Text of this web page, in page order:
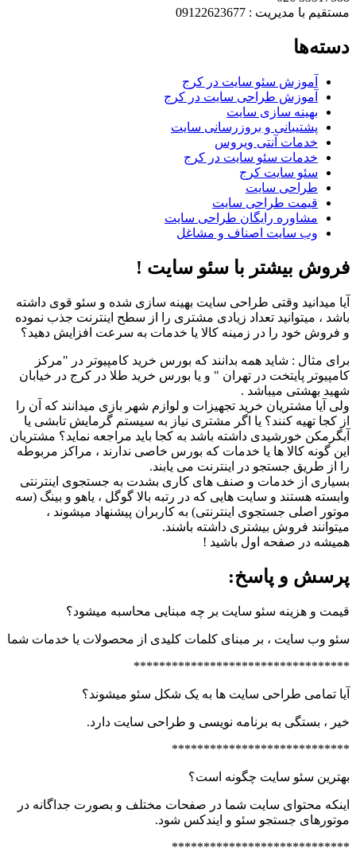
مستقیم با مدیریت : 09122623677
دسته‌ها
آموزش سئو سایت در کرج
آموزش طراحی سایت در کرج
بهینه سازی سایت
پشتیبانی و بروزرسانی سایت
خدمات آنتی ویروس
خدمات سئو سایت در کرج
سئو سایت کرج
طراحی سایت
قیمت طراحی سایت
مشاوره رایگان طراحی سایت
وب سایت اصناف و مشاغل
فروش بیشتر با سئو سایت !
آیا میدانید وقتی طراحی سایت بهینه سازی شده و سئو قوی داشته
باشد ، میتوانید تعداد زیادی مشتری را از سطح اینترنت جذب نموده
و فروش خود را در زمینه کالا یا خدمات به سرعت افزایش دهید؟
برای مثال : شاید همه بدانند که بورس خرید کامپیوتر در "مرکز
کامپیوتر پایتخت در تهران " و یا بورس خرید طلا در کرج در خیابان
شهید بهشتی میباشد .
ولی آیا مشتریان خرید تجهیزات و لوازم شهر بازی میدانند که آن را
از کجا تهیه کنند؟ یا اگر مشتری نیاز به سیستم گرمایش تابشی یا
آبگرمکن خورشیدی داشته باشد به کجا باید مراجعه نماید؟ مشتریان
این گونه کالا ها یا خدمات که بورس خاصی ندارند ، مراکز مربوطه
را از طریق جستجو در اینترنت می یابند.
بسیاری از خدمات و صنف های کاری بشدت به جستجوی اینترنتی
وابسته هستند و سایت هایی که در رتبه بالا گوگل ، یاهو و بینگ (سه
موتور اصلی جستجوی اینترنتی) به کاربران پیشنهاد میشوند ،
میتوانند فروش بیشتری داشته باشند.
همیشه در صفحه اول باشید !
پرسش و پاسخ:
قیمت و هزینه سئو سایت بر چه مبنایی محاسبه میشود؟
سئو وب سایت ، بر مبنای کلمات کلیدی از محصولات یا خدمات شما
**********************************
آیا تمامی طراحی سایت ها به یک شکل سئو میشوند؟
خیر ، بستگی به برنامه نویسی و طراحی سایت دارد.
****************************
بهترین سئو سایت چگونه است؟
اینکه محتوای سایت شما در صفحات مختلف و بصورت جداگانه در
موتورهای جستجو سئو و ایندکس شود.
****************************